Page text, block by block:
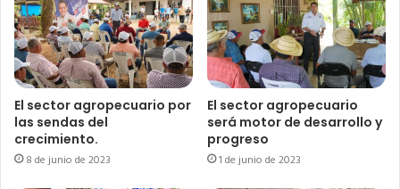
El sector agropecuario por
las sendas del
crecimiento.
8 de junio de 2023
El sector agropecuario
será motor de desarrollo y
progreso
1 de junio de 2023